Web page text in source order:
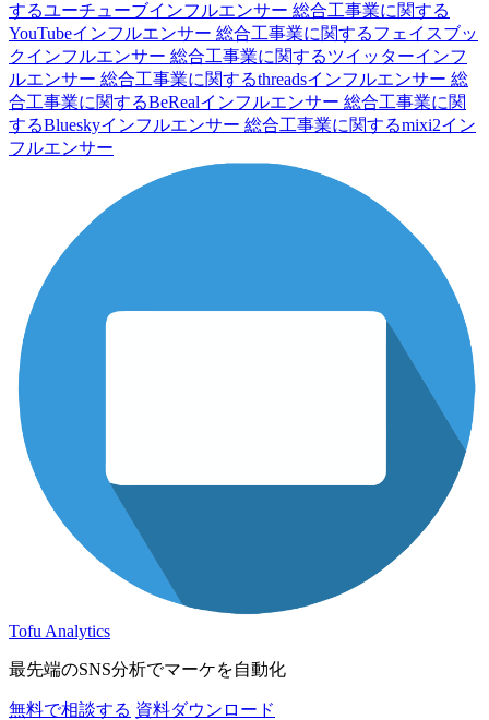
するユーチューブインフルエンサー 総合工事業に関する
YouTubeインフルエンサー 総合工事業に関するフェイスブッ
クインフルエンサー 総合工事業に関するツイッターインフ
ルエンサー 総合工事業に関するthreadsインフルエンサー 総
合工事業に関するBeRealインフルエンサー 総合工事業に関
するBlueskyインフルエンサー 総合工事業に関するmixi2イン
フルエンサー
Tofu Analytics
最先端のSNS分析でマーケを自動化
無料で相談する 資料ダウンロード